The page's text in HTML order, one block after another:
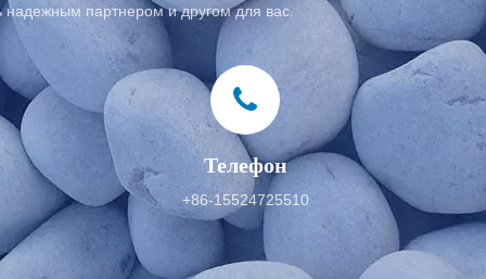
партнером и другом для вас.
Телефон
+86-15524725510